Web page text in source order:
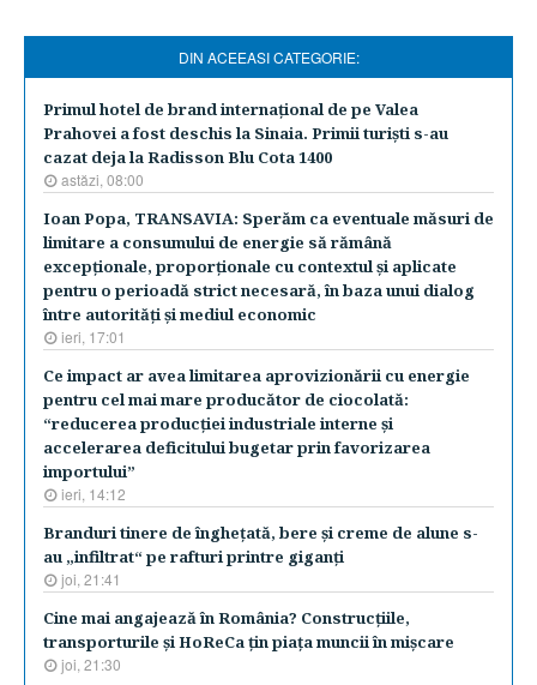
DIN ACEEASI CATEGORIE:
​Primul hotel de brand internaţional de pe Valea
Prahovei a fost deschis la Sinaia. Primii turişti s-au
cazat deja la Radisson Blu Cota 1400
astăzi, 08:00
Ioan Popa, TRANSAVIA: Sperăm ca eventuale măsuri de
limitare a consumului de energie să rămână
excepţionale, proporţionale cu contextul şi aplicate
pentru o perioadă strict necesară, în baza unui dialog
între autorităţi şi mediul economic
ieri, 17:01
Ce impact ar avea limitarea aprovizionării cu energie
pentru cel mai mare producător de ciocolată:
“reducerea producţiei industriale interne şi
accelerarea deficitului bugetar prin favorizarea
importului”
ieri, 14:12
Branduri tinere de îngheţată, bere şi creme de alune s-
au „infiltrat“ pe rafturi printre giganţi
joi, 21:41
Cine mai angajează în România? Construcţiile,
transporturile şi HoReCa ţin piaţa muncii în mişcare
joi, 21:30